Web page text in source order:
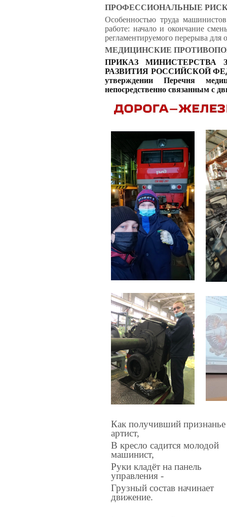
ПРОФЕССИОНАЛЬНЫЕ
Особенностью труда
работе: начало и окончание
регламентируемого перерыва
МЕДИЦИНСКИЕ
ПРИКАЗ МИНИСТЕРСТВА
РАЗВИТИЯ РОССИЙСКОЙ
утверждении Перечня
непосредственно связанным с
Как получивший признанье
артист,
В кресло садится молодой
машинист,
Руки кладёт на панель
управления -
Грузный состав начинает
движение.